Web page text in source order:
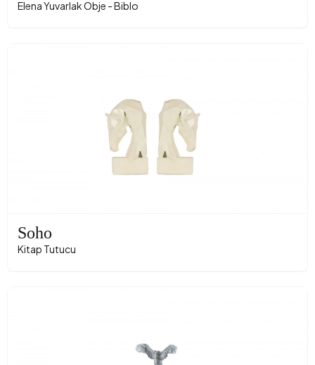
Elena Yuvarlak Obje - Biblo
Soho
Kitap Tutucu